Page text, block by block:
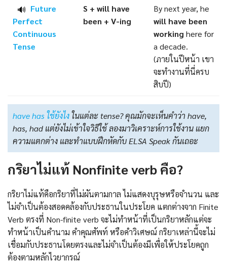
🔊 Future
Perfect
Continuous
Tense
S + will have
been + V-ing
By next year, he
will have been
working here for
a decade.
(ภายในปีหน้า เขา
จะทำงานที่นี่ครบ
สิบปี)
have has ใช้ยังไงในแต่ละ tense? คุณมักจะเห็นคำว่า have,
has, had แต่ยังไม่เข้าใจวิธีใช้ ลองมาวิเคราะห์การใช้งาน แยก
ความแตกต่าง และทำแบบฝึกหัดกับ ELSA Speak กันเถอะ
กริยาไม่แท้ Nonfinite verb คือ?
กริยาไม่แท้คือกริยาที่ไม่ผันตามกาล ไม่แสดงบุรุษหรือจำนวน และ
ไม่จำเป็นต้องสอดคล้องกับประธานในประโยค แตกต่างจาก Finite
Verb ตรงที่ Non-finite verb จะไม่ทำหน้าที่เป็นกริยาหลักแต่จะ
ทำหน้าเป็นคำนาม คำคุณศัพท์ หรือคำวิเศษณ์ กริยาเหล่านี้จะไม่
เชื่อมกับประธานโดยตรงและไม่จำเป็นต้องมีเพื่อให้ประโยคถูก
ต้องตามหลักไวยากรณ์